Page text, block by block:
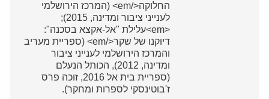
החלוקה</em> (המרכז הירושלמי
לענייני ציבור ומדינה, 2015);
<em>עלילת "אל-אקצא בסכנה":
דיוקנו של שקר</em> (ספריית מעריב
והמרכז הירושלמי לענייני ציבור
ומדינה, 2012), הכותל הנעלם
(ספריית בית אל 2016, זוכה פרס
ז'בוטינסקי לספרות ומחקר).